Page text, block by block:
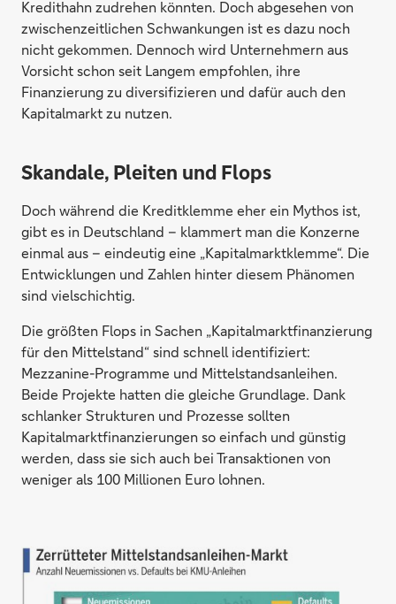
Kredithahn zudrehen könnten. Doch abgesehen von
zwischenzeitlichen Schwankungen ist es dazu noch
nicht gekommen. Dennoch wird Unternehmern aus
Vorsicht schon seit Langem empfohlen, ihre
Finanzierung zu diversifizieren und dafür auch den
Kapitalmarkt zu nutzen.
Skandale, Pleiten und Flops
Doch während die Kreditklemme eher ein Mythos ist,
gibt es in Deutschland – klammert man die Konzerne
einmal aus – eindeutig eine „Kapitalmarktklemme“. Die
Entwicklungen und Zahlen hinter diesem Phänomen
sind vielschichtig.
Die größten Flops in Sachen „Kapitalmarktfinanzierung
für den Mittelstand“ sind schnell identifiziert:
Mezzanine-Programme und Mittelstandsanleihen.
Beide Projekte hatten die gleiche Grundlage. Dank
schlanker Strukturen und Prozesse sollten
Kapitalmarktfinanzierungen so einfach und günstig
werden, dass sie sich auch bei Transaktionen von
weniger als 100 Millionen Euro lohnen.